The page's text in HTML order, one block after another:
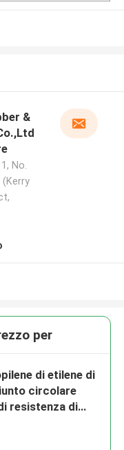
&
No.
(Kerry
per
di etilene di
circolare
resistenza di